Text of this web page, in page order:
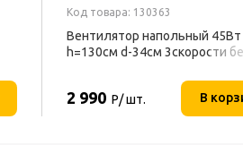
Код товара: 130363
Вентилятор напольный 45Вт
h=130см d-34см 3скорости
2 990 Р/ шт. В